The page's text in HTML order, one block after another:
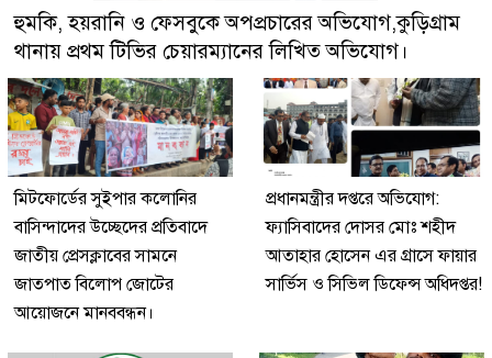
হুমকি, হয়রানি ও ফেসবুকে অপপ্রচারের অভিযোগ,কুড়িগ্রাম
থানায় প্রথম টিভির চেয়ারম্যানের লিখিত অভিযোগ।
মিটফোর্ডের সুইপার কলোনির
বাসিন্দাদের উচ্ছেদের প্রতিবাদে
জাতীয় প্রেসক্লাবের সামনে
জাতপাত বিলোপ জোটের
আয়োজনে মানববন্ধন।
প্রধানমন্ত্রীর দপ্তরে অভিযোগ:
ফ্যাসিবাদের দোসর মোঃ শহীদ
আতাহার হোসেন এর গ্রাসে ফায়ার
সার্ভিস ও সিভিল ডিফেন্স অধিদপ্তর!